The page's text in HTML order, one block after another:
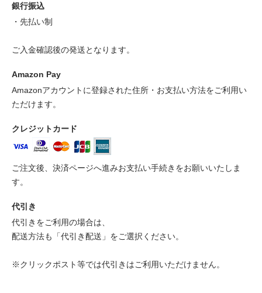
銀行振込
・先払い制
ご入金確認後の発送となります。
Amazon Pay
Amazonアカウントに登録された住所・お支払い方法をご利用い
ただけます。
クレジットカード
ご注文後、決済ページへ進みお支払い手続きをお願いいたしま
す。
代引き
代引きをご利用の場合は、
配送方法も「代引き配送」をご選択ください。
※クリックポスト等では代引きはご利用いただけません。